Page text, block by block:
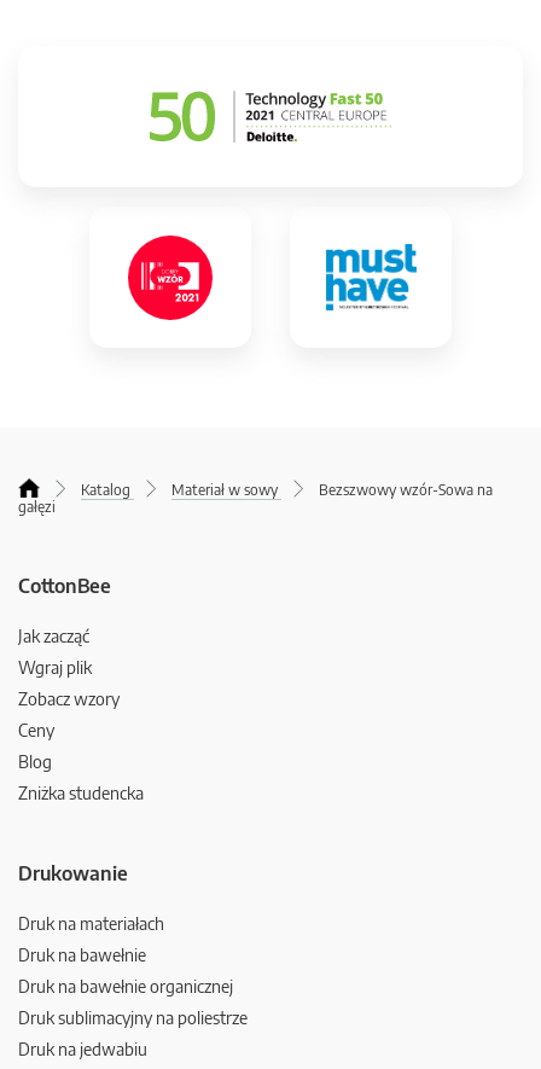
Katalog Materiał w sowy
Bezszwowy wzór-Sowa na
gałęzi
CottonBee
Jak zacząć
Wgraj plik
Zobacz wzory
Ceny
Blog
Zniżka studencka
Drukowanie
Druk na materiałach
Druk na bawełnie
Druk na bawełnie organicznej
Druk sublimacyjny na poliestrze
Druk na jedwabiu